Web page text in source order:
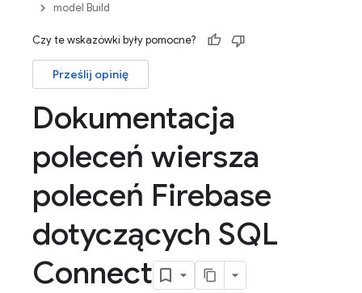
model Build
Czy te wskazówki były pomocne?
Prześlij opinię
Dokumentacja
poleceń wiersza
poleceń Firebase
dotyczących SQL
Connect